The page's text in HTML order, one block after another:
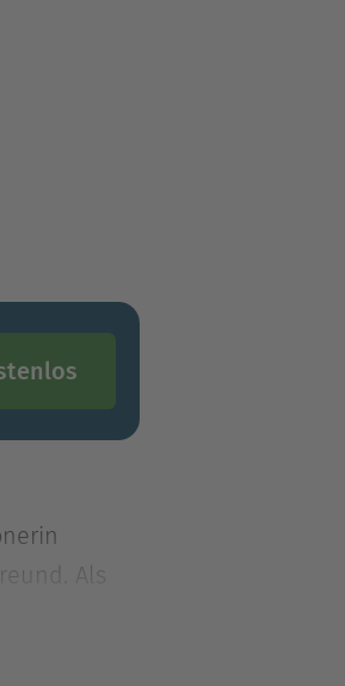
Als
Als